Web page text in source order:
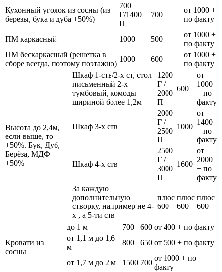
Кухонный уголок из сосны (из
березы, бука и дуба +50%)
700
Г/1400
П
700
от 1000 +
по факту
ПМ каркасный 1000 500
от 1000 +
по факту
ПМ бескаркасный (решетка в
сборе всегда, поэтому поэтажно)
1000 600
от 1000 +
по факту
Высота до 2,4м,
если выше, то
+50%. Бук, Дуб,
Берёза, МДФ
+50%
Шкаф 1-ств/2-х ст, стол
письменный 2-х
тумбовый, комоды
шириной более 1,2м
1200
Г /
2000
П
600
от
1000
+ по
факту
Шкаф 3-х ств
2000
Г /
2500
П
1000
от
1400
+ по
факту
Шкаф 4-х ств
2500
Г /
3000
П
1600
от
2000
+ по
факту
За каждую
дополнительную
створку, например не 4-
х , а 5-ти ств
плюс
600
плюс
600
плюс
600
Кровати из
сосны
до 1 м 700 600 от 400 + по факту
от 1,1 м до 1,6
м
800 650 от 500 + по факту
от 1,7 м до 2 м 1500 700
от 1000 + по
факту